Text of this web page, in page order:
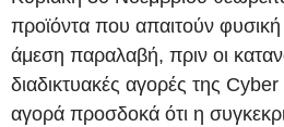
προϊόντα που απαιτούν
άμεση παραλαβή, πριν οι
διαδικτυακές αγορές της
αγορά προσδοκά ότι η